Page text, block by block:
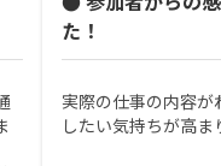
た！
実際の仕事の内容
したい気持ちが高ま